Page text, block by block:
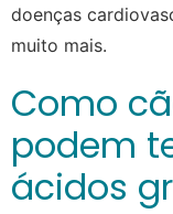
doenças
muito mais.
Como
podem
ácidos